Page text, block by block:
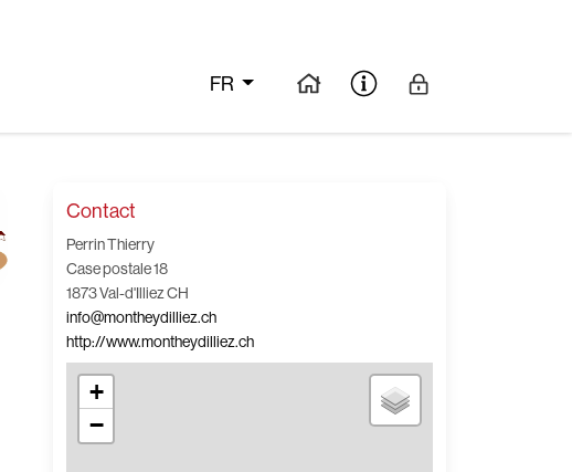
FR
Contact
Perrin Thierry
Case postale 18
1873 Val-d'Illiez CH
info@montheydilliez.ch
http://www.montheydilliez.ch
+
−